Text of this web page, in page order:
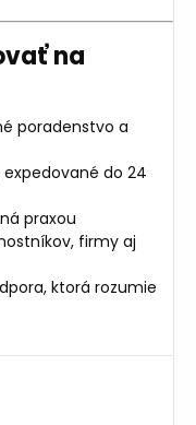
na
poradenstvo a
do 24
praxou
firmy aj
ktorá rozumie